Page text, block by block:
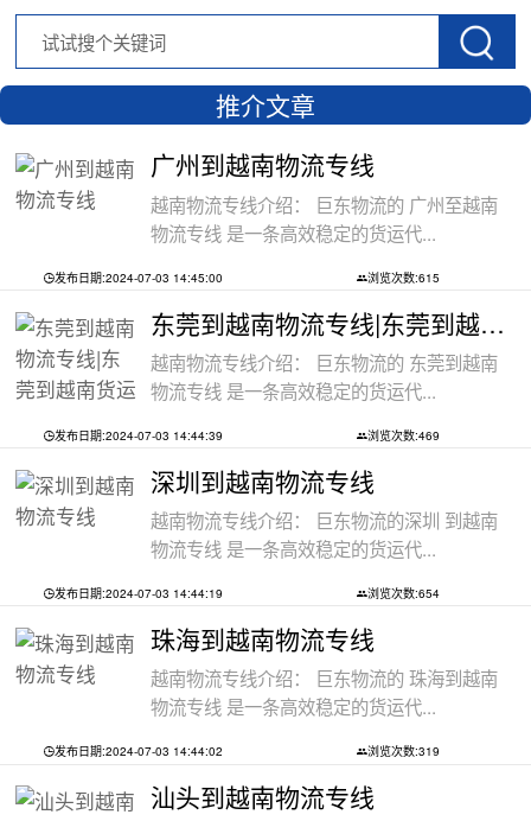
推介文章
广州到越南物流专线
越南物流专线介绍： 巨东物流的 广州至越南
物流专线 是一条高效稳定的货运代...
发布日期:2024-07-03 14:45:00 浏览次数:615
东莞到越南物流专线|东莞到越南货运代理
越南物流专线介绍： 巨东物流的 东莞到越南
物流专线 是一条高效稳定的货运代...
发布日期:2024-07-03 14:44:39 浏览次数:469
深圳到越南物流专线
越南物流专线介绍： 巨东物流的深圳 到越南
物流专线 是一条高效稳定的货运代...
发布日期:2024-07-03 14:44:19 浏览次数:654
珠海到越南物流专线
越南物流专线介绍： 巨东物流的 珠海到越南
物流专线 是一条高效稳定的货运代...
发布日期:2024-07-03 14:44:02 浏览次数:319
汕头到越南物流专线